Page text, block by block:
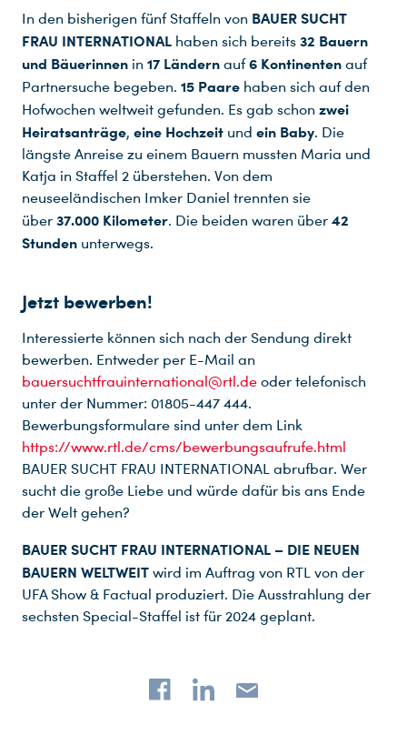
In den bisherigen fünf Staffeln von BAUER SUCHT
FRAU INTERNATIONAL haben sich bereits 32 Bauern
und Bäuerinnen in 17 Ländern auf6 Kontinenten auf
Partnersuche begeben. 15 Paare haben sich auf den
Hofwochen weltweit gefunden. Es gab schon zwei
Heiratsanträge, eine Hochzeit und ein Baby. Die
längste Anreise zu einem Bauern mussten Maria und
Katja in Staffel 2 überstehen. Von dem
neuseeländischen Imker Daniel trennten sie
über 37.000 Kilometer. Die beiden waren über 42
Stunden unterwegs.
Jetzt bewerben!
Interessierte können sich nach der Sendung direkt
bewerben. Entweder per E-Mail an
bauersuchtfrauinternational@rtl.de oder telefonisch
unter der Nummer: 01805-447 444.
Bewerbungsformulare sind unter dem Link
https://www.rtl.de/cms/bewerbungsaufrufe.html
BAUER SUCHT FRAU INTERNATIONAL abrufbar. Wer
sucht die große Liebe und würde dafür bis ans Ende
der Welt gehen?
BAUER SUCHT FRAU INTERNATIONAL – DIE NEUEN
BAUERN WELTWEIT wird im Auftrag von RTL von der
UFA Show & Factual produziert. Die Ausstrahlung der
sechsten Special-Staffel ist für 2024 geplant.